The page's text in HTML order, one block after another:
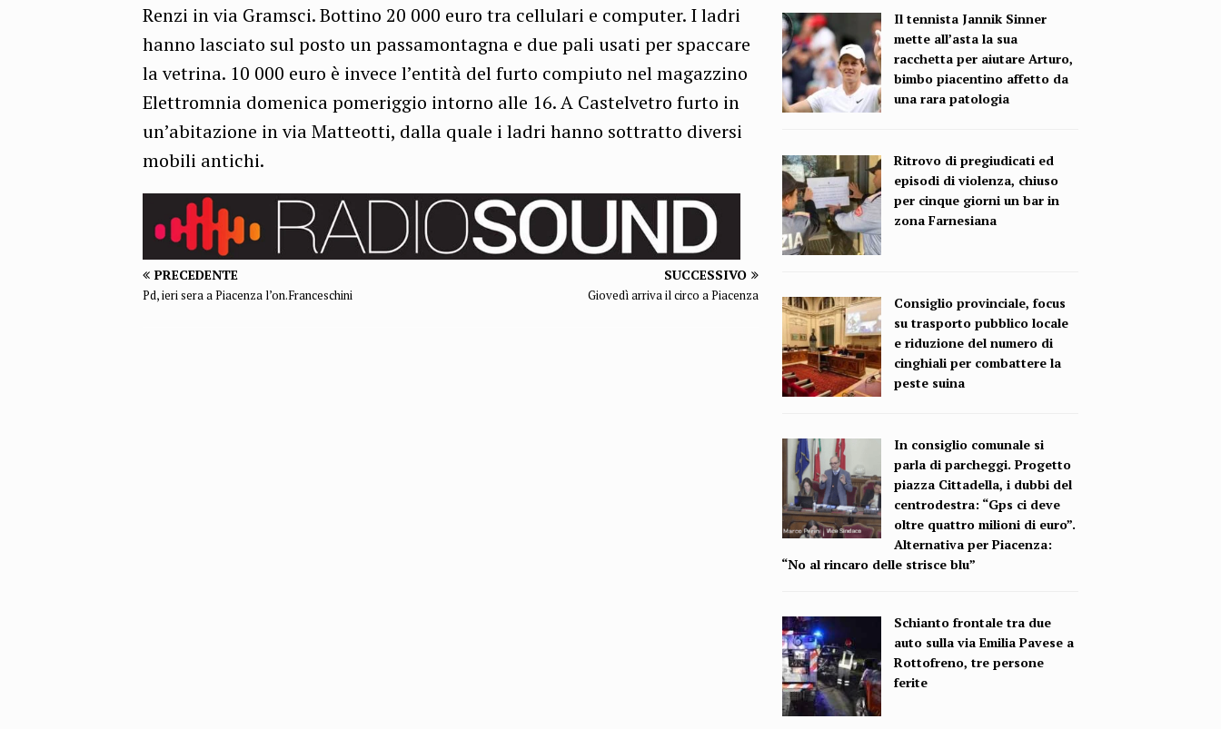
Renzi in via Gramsci. Bottino 20 000 euro tra cellulari e computer. I ladri
hanno lasciato sul posto un passamontagna e due pali usati per spaccare
la vetrina. 10 000 euro è invece l’entità del furto compiuto nel magazzino
Elettromnia domenica pomeriggio intorno alle 16. A Castelvetro furto in
un’abitazione in via Matteotti, dalla quale i ladri hanno sottratto diversi
mobili antichi.
PRECEDENTE
Pd, ieri sera a Piacenza l’on.Franceschini
SUCCESSIVO
Giovedì arriva il circo a Piacenza
Il tennista Jannik Sinner
mette all’asta la sua
racchetta per aiutare Arturo,
bimbo piacentino affetto da
una rara patologia
Ritrovo di pregiudicati ed
episodi di violenza, chiuso
per cinque giorni un bar in
zona Farnesiana
Consiglio provinciale, focus
su trasporto pubblico locale
e riduzione del numero di
cinghiali per combattere la
peste suina
In consiglio comunale si
parla di parcheggi. Progetto
piazza Cittadella, i dubbi del
centrodestra: “Gps ci deve
oltre quattro milioni di euro”.
Alternativa per Piacenza:
“No al rincaro delle strisce blu”
Schianto frontale tra due
auto sulla via Emilia Pavese a
Rottofreno, tre persone
ferite